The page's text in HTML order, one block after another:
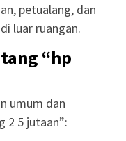
petualang, dan
luar ruangan.
“hp
umum dan
2 5 jutaan”: